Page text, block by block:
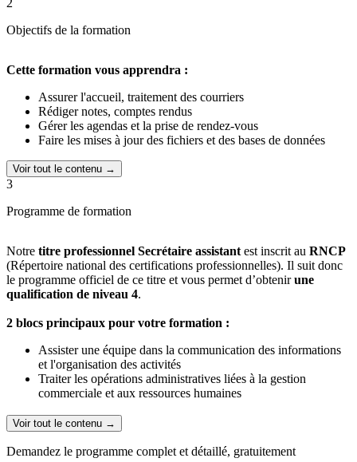
communication, toutes indispensables pour accomplir efficacement
Cette formation est rapide, vous pouvez passer votre
Notre formation se dérouleà distance
accédez à vos cours via notre plateforme digitale et vous pouvez
apprendre à votre rythme.
Objectifs de la formation
Cette formation vous apprendra :
Assurer l'accueil, traitement des courriers
Rédiger notes, comptes rendus
Gérer les agendas et la prise de rendez-vous
Faire les mises à jour des fichiers et des bases de données
Voir tout le contenu →
3
Programme de formation
Notre titre professionnel Secrétaire assistant est inscrit au RNCP
(Répertoire national des certifications professionnelles). Il suit donc
le programme officiel de ce titre et vous permet d’obtenirune
qualification de niveau 4.
2 blocs principaux pour votre formation :
Assister une équipe dans la communication des informations
et l'organisation des activités
Traiter les opérations administratives liées à la gestion
commerciale et aux ressources humaines
Une formation adaptée aux besoins des entreprises pour trouver un
emploi rapidement.
Voir tout le contenu →
Demandez le programme complet et détaillé, gratuitement